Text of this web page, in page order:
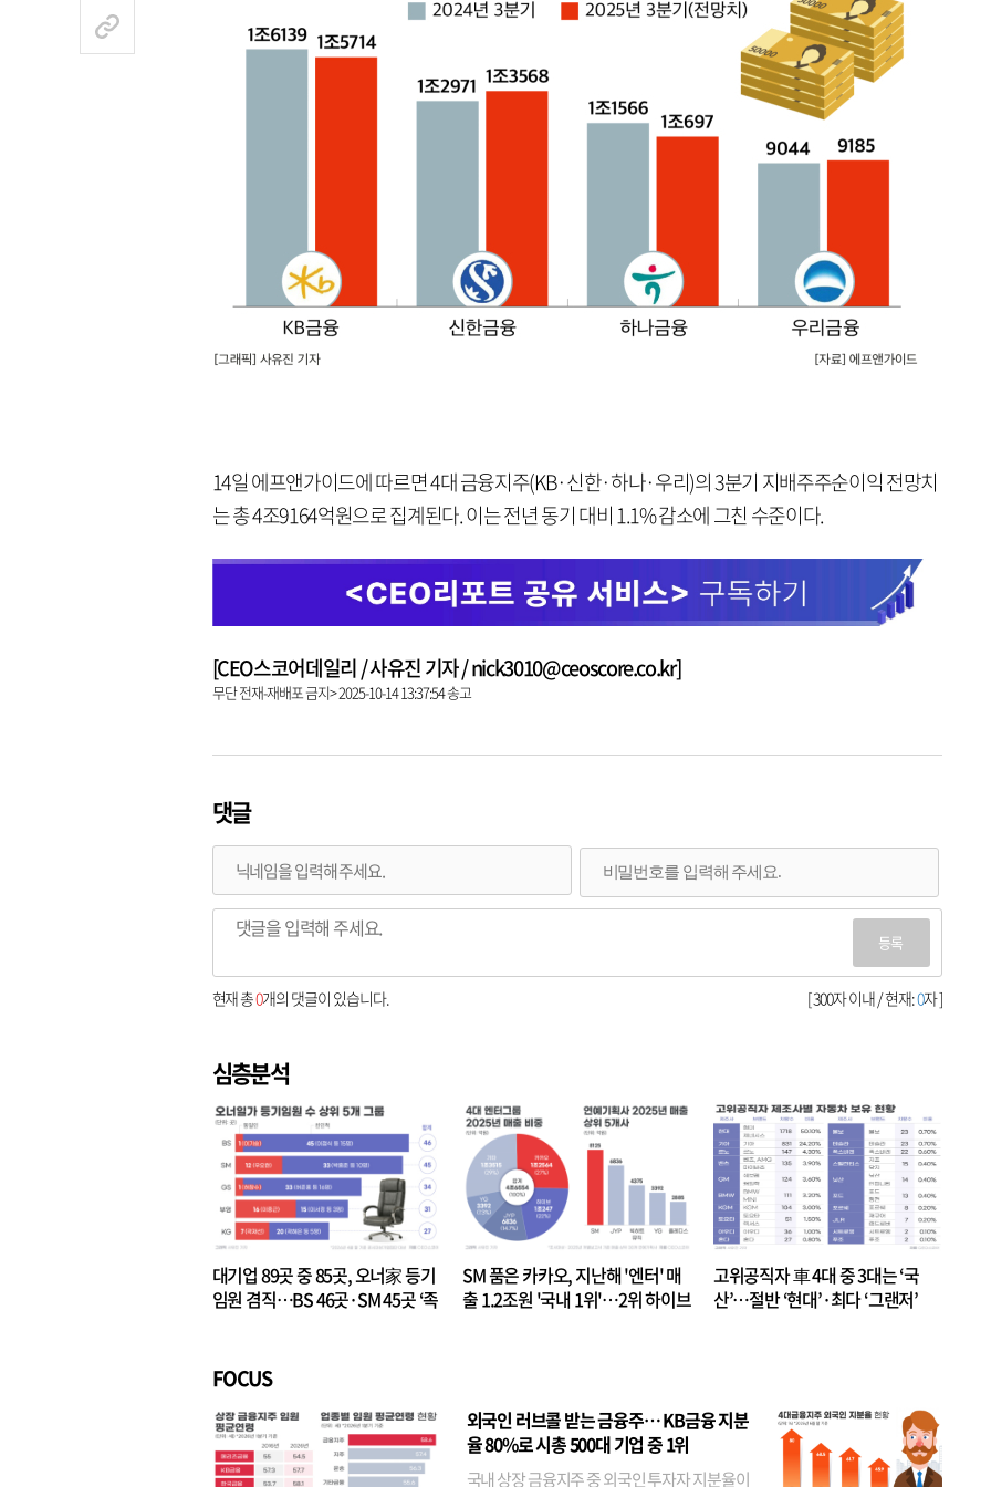
14일 에프앤가이드에 따르면 4대 금융지주(KB·신한·하나·우리)의 3분기 지배주주순이익 전망치
는 총 4조9164억원으로 집계된다. 이는 전년 동기 대비 1.1% 감소에 그친 수준이다.
[CEO스코어데일리 / 사유진 기자 / nick3010@ceoscore.co.kr]
무단 전재-재배포 금지> 2025-10-14 13:37:54 송고
댓글
등록
[ 300자 이내 / 현재:0자 ]
현재 총0개의 댓글이 있습니다.
심층분석
대기업 89곳 중 85곳, 오너家 등기
임원 겸직…BS 46곳·SM 45곳 ‘족
SM 품은 카카오, 지난해 '엔터' 매
출 1.2조원 '국내 1위'…2위 하이브
고위공직자 車 4대 중 3대는 ‘국
산’…절반 ‘현대’·최다 ‘그랜저’
FOCUS
외국인 러브콜 받는 금융주… KB금융 지분
율 80%로 시총 500대 기업 중 1위
국내 상장 금융지주 중 외국인 투자자 지분율이